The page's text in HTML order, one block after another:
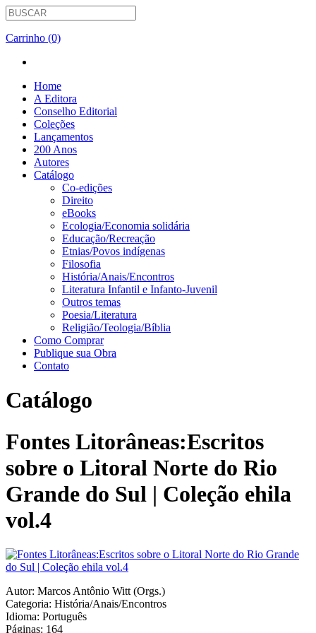
Carrinho (0)
Home
A Editora
Conselho Editorial
Coleções
Lançamentos
200 Anos
Autores
Catálogo
Co-edições
Direito
eBooks
Ecologia/Economia solidária
Educação/Recreação
Etnias/Povos indígenas
Filosofia
História/Anais/Encontros
Literatura Infantil e Infanto-Juvenil
Outros temas
Poesia/Literatura
Religião/Teologia/Bíblia
Como Comprar
Publique sua Obra
Contato
Catálogo
Fontes Litorâneas:Escritos
sobre o Litoral Norte do Rio
Grande do Sul | Coleção ehila
vol.4
Autor: Marcos Antônio Witt (Orgs.)
Categoria: História/Anais/Encontros
Idioma: Português
Páginas: 164